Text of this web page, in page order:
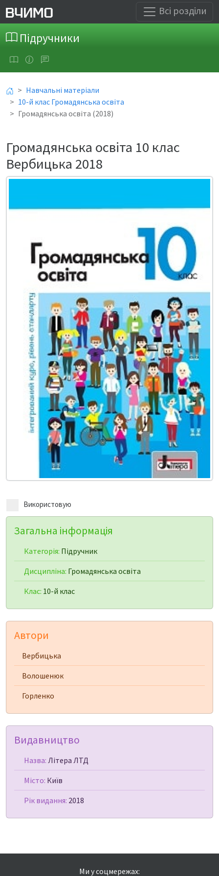
Всі розділи
Підручники
Навчальні матеріали
10-й клас Громадянська освіта
Громадянська освіта (2018)
Громадянська освіта 10 клас
Вербицька 2018
Використовую
Загальна інформація
Категорія: Підручник
Дисципліна: Громадянська освіта
Клас: 10-й клас
Автори
Вербицька
Волошенюк
Горленко
Видавництво
Назва: Літера ЛТД
Місто: Київ
Рік видання: 2018
Ми у соцмережах: